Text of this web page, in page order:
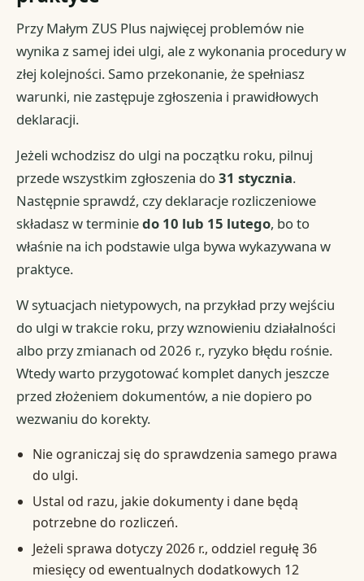
Przy Małym ZUS Plus najwięcej problemów nie
wynika z samej idei ulgi, ale z wykonania procedury w
złej kolejności. Samo przekonanie, że spełniasz
warunki, nie zastępuje zgłoszenia i prawidłowych
deklaracji.
Jeżeli wchodzisz do ulgi na początku roku, pilnuj
przede wszystkim zgłoszenia do31 stycznia.
Następnie sprawdź, czy deklaracje rozliczeniowe
składasz w terminiedo 10 lub 15 lutego, bo to
właśnie na ich podstawie ulga bywa wykazywana w
praktyce.
W sytuacjach nietypowych, na przykład przy wejściu
do ulgi w trakcie roku, przy wznowieniu działalności
albo przy zmianach od 2026 r., ryzyko błędu rośnie.
Wtedy warto przygotować komplet danych jeszcze
przed złożeniem dokumentów, a nie dopiero po
wezwaniu do korekty.
Nie ograniczaj się do sprawdzenia samego prawa
do ulgi.
Ustal od razu, jakie dokumenty i dane będą
potrzebne do rozliczeń.
Jeżeli sprawa dotyczy 2026 r., oddziel regułę 36
miesięcy od ewentualnych dodatkowych 12